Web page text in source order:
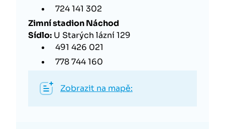
724 141 302
Zimní stadion Náchod
Sídlo: U Starých lázní 129
491 426 021
778 744 160
Zobrazit na mapě: